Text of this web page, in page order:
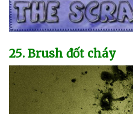
25. Brush đốt cháy